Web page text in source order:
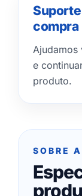
compra
Ajudamos
e
produto.
SOBRE